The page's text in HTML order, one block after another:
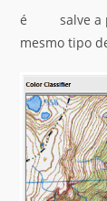
é salve a
mesmo tipo